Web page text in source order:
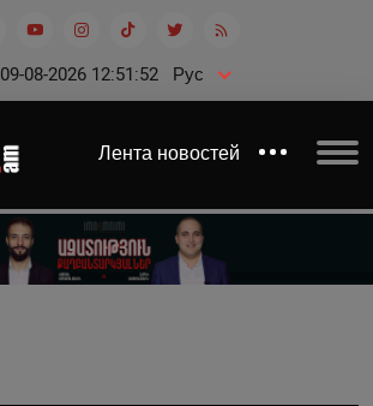
09-08-2026 12:51:52 Рус
Лента новостей